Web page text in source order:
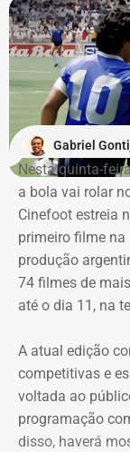
Já o
avaliado em R$
João da Barra,
mesmos
Bens
Gabriel
Nesta quinta-
a bola vai rolar
Cinefoot estreia
primeiro filme
produção
74 filmes de
até o dia 11, na
A atual edição
competitivas e
voltada ao
programação
disso, haverá